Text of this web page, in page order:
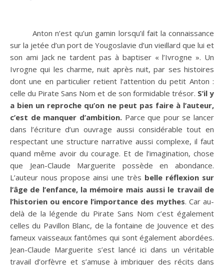
Anton n’est qu’un gamin lorsqu’il fait la connaissance
sur la jetée d’un port de Yougoslavie d’un vieillard que lui et
son ami Jack ne tardent pas à baptiser « l’Ivrogne ». Un
Ivrogne qui les charme, nuit après nuit, par ses histoires
dont une en particulier retient l’attention du petit Anton :
celle du Pirate Sans Nom et de son formidable trésor. S’il y
a bien un reproche qu’on ne peut pas faire à l’auteur,
c’est de manquer d’ambition.Parce que pour se lancer
dans l’écriture d’un ouvrage aussi considérable tout en
respectant une structure narrative aussi complexe, il faut
quand même avoir du courage. Et de l’imagination, chose
que Jean-Claude Marguerite possède en abondance.
L’auteur nous propose ainsi une très belle réflexion sur
l’âge de l’enfance, la mémoire mais aussi le travail de
l’historien ou encore l’importance des mythes. Car au-
delà de la légende du Pirate Sans Nom c’est également
celles du Pavillon Blanc, de la fontaine de Jouvence et des
fameux vaisseaux fantômes qui sont également abordées.
Jean-Claude Marguerite s’est lancé ici dans un véritable
travail d’orfèvre et s’amuse à imbriquer des récits dans